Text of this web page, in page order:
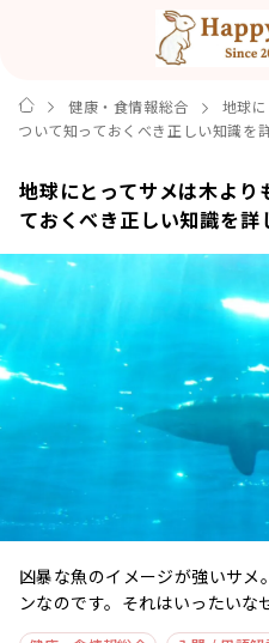
健康・食情報総合
地球
ついて知っておくべき正しい知識を
地球にとってサメは木より
ておくべき正しい知識を詳
凶暴な魚のイメージが強いサ
ンなのです。それはいったいな